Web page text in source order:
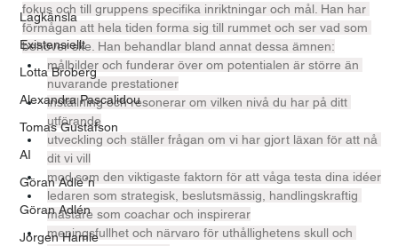
Lagkänsla
Existensiellt
Lotta Broberg
Alexandra Pascalidou
Tomas Gustafson
AI
Göran Adle´n
Göran Adlén
Jörgen Hamle
fokus och till gruppens specifika inriktningar och mål. Han har
förmågan att hela tiden forma sig till rummet och ser vad som
behöver ske. Han behandlar bland annat dessa ämnen:
målbilder och funderar över om potentialen är större än
nuvarande prestationer
inställning och resonerar om vilken nivå du har på ditt
utförande
utveckling och ställer frågan om vi har gjort läxan för att nå
dit vi vill
mod som den viktigaste faktorn för att våga testa dina idéer
ledaren som strategisk, beslutsmässig, handlingskraftig
mästare som coachar och inspirerar
meningsfullhet och närvaro för uthållighetens skull och